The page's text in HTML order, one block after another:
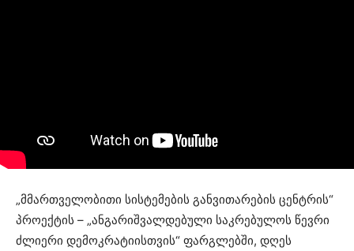
„მმართველობითი სისტემების განვითარების ცენტრის“
პროექტის – „ანგარიშვალდებული საკრებულოს წევრი
ძლიერი დემოკრატიისთვის“ ფარგლებში, დღეს